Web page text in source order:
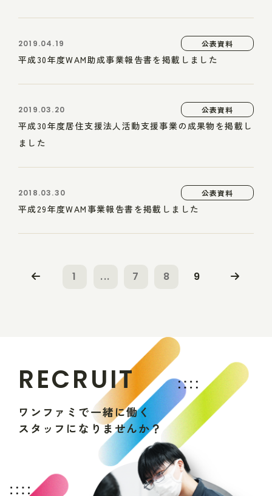
2019.04.19 公表資料
平成30年度WAM助成事業報告書を掲載しました
2019.03.20 公表資料
平成30年度居住支援法人活動支援事業の成果物を掲載し
ました
2018.03.30 公表資料
平成29年度WAM事業報告書を掲載しました
1 ... 7 8 9
RECRUIT
ワ ン フ ァ ミ で一緒に働く
ス タ ッ フ にな りま せんか？